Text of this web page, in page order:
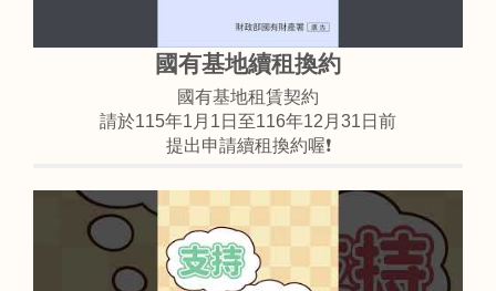
國有基地續租換約
國有基地租賃契約
請於115年1月1日至116年12月31日前
提出申請續租換約喔❗